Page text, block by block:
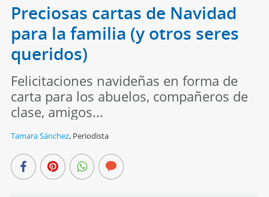
Preciosas cartas de Navidad
para la familia (y otros seres
queridos)
Felicitaciones navideñas en forma de
carta para los abuelos, compañeros de
clase, amigos...
Tamara Sánchez, Periodista